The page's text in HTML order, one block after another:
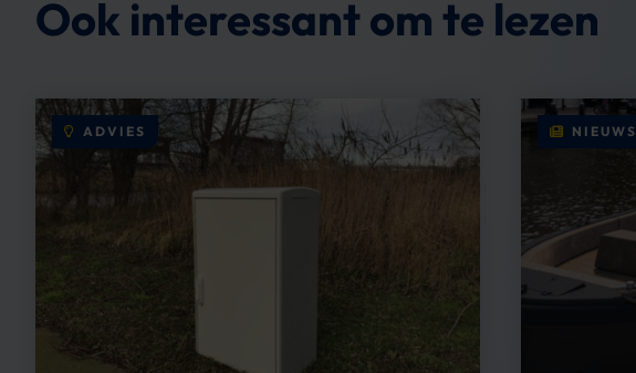
Ook interessant om te lezen
ADVIES NIEUWS